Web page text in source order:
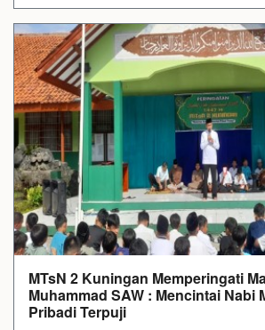
MTsN 2 Kuningan Memperingati
Muhammad SAW : Mencintai Nabi
Pribadi Terpuji